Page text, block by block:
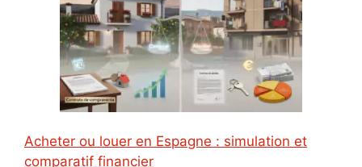
Acheter ou louer en Espagne : simulation et
comparatif financier